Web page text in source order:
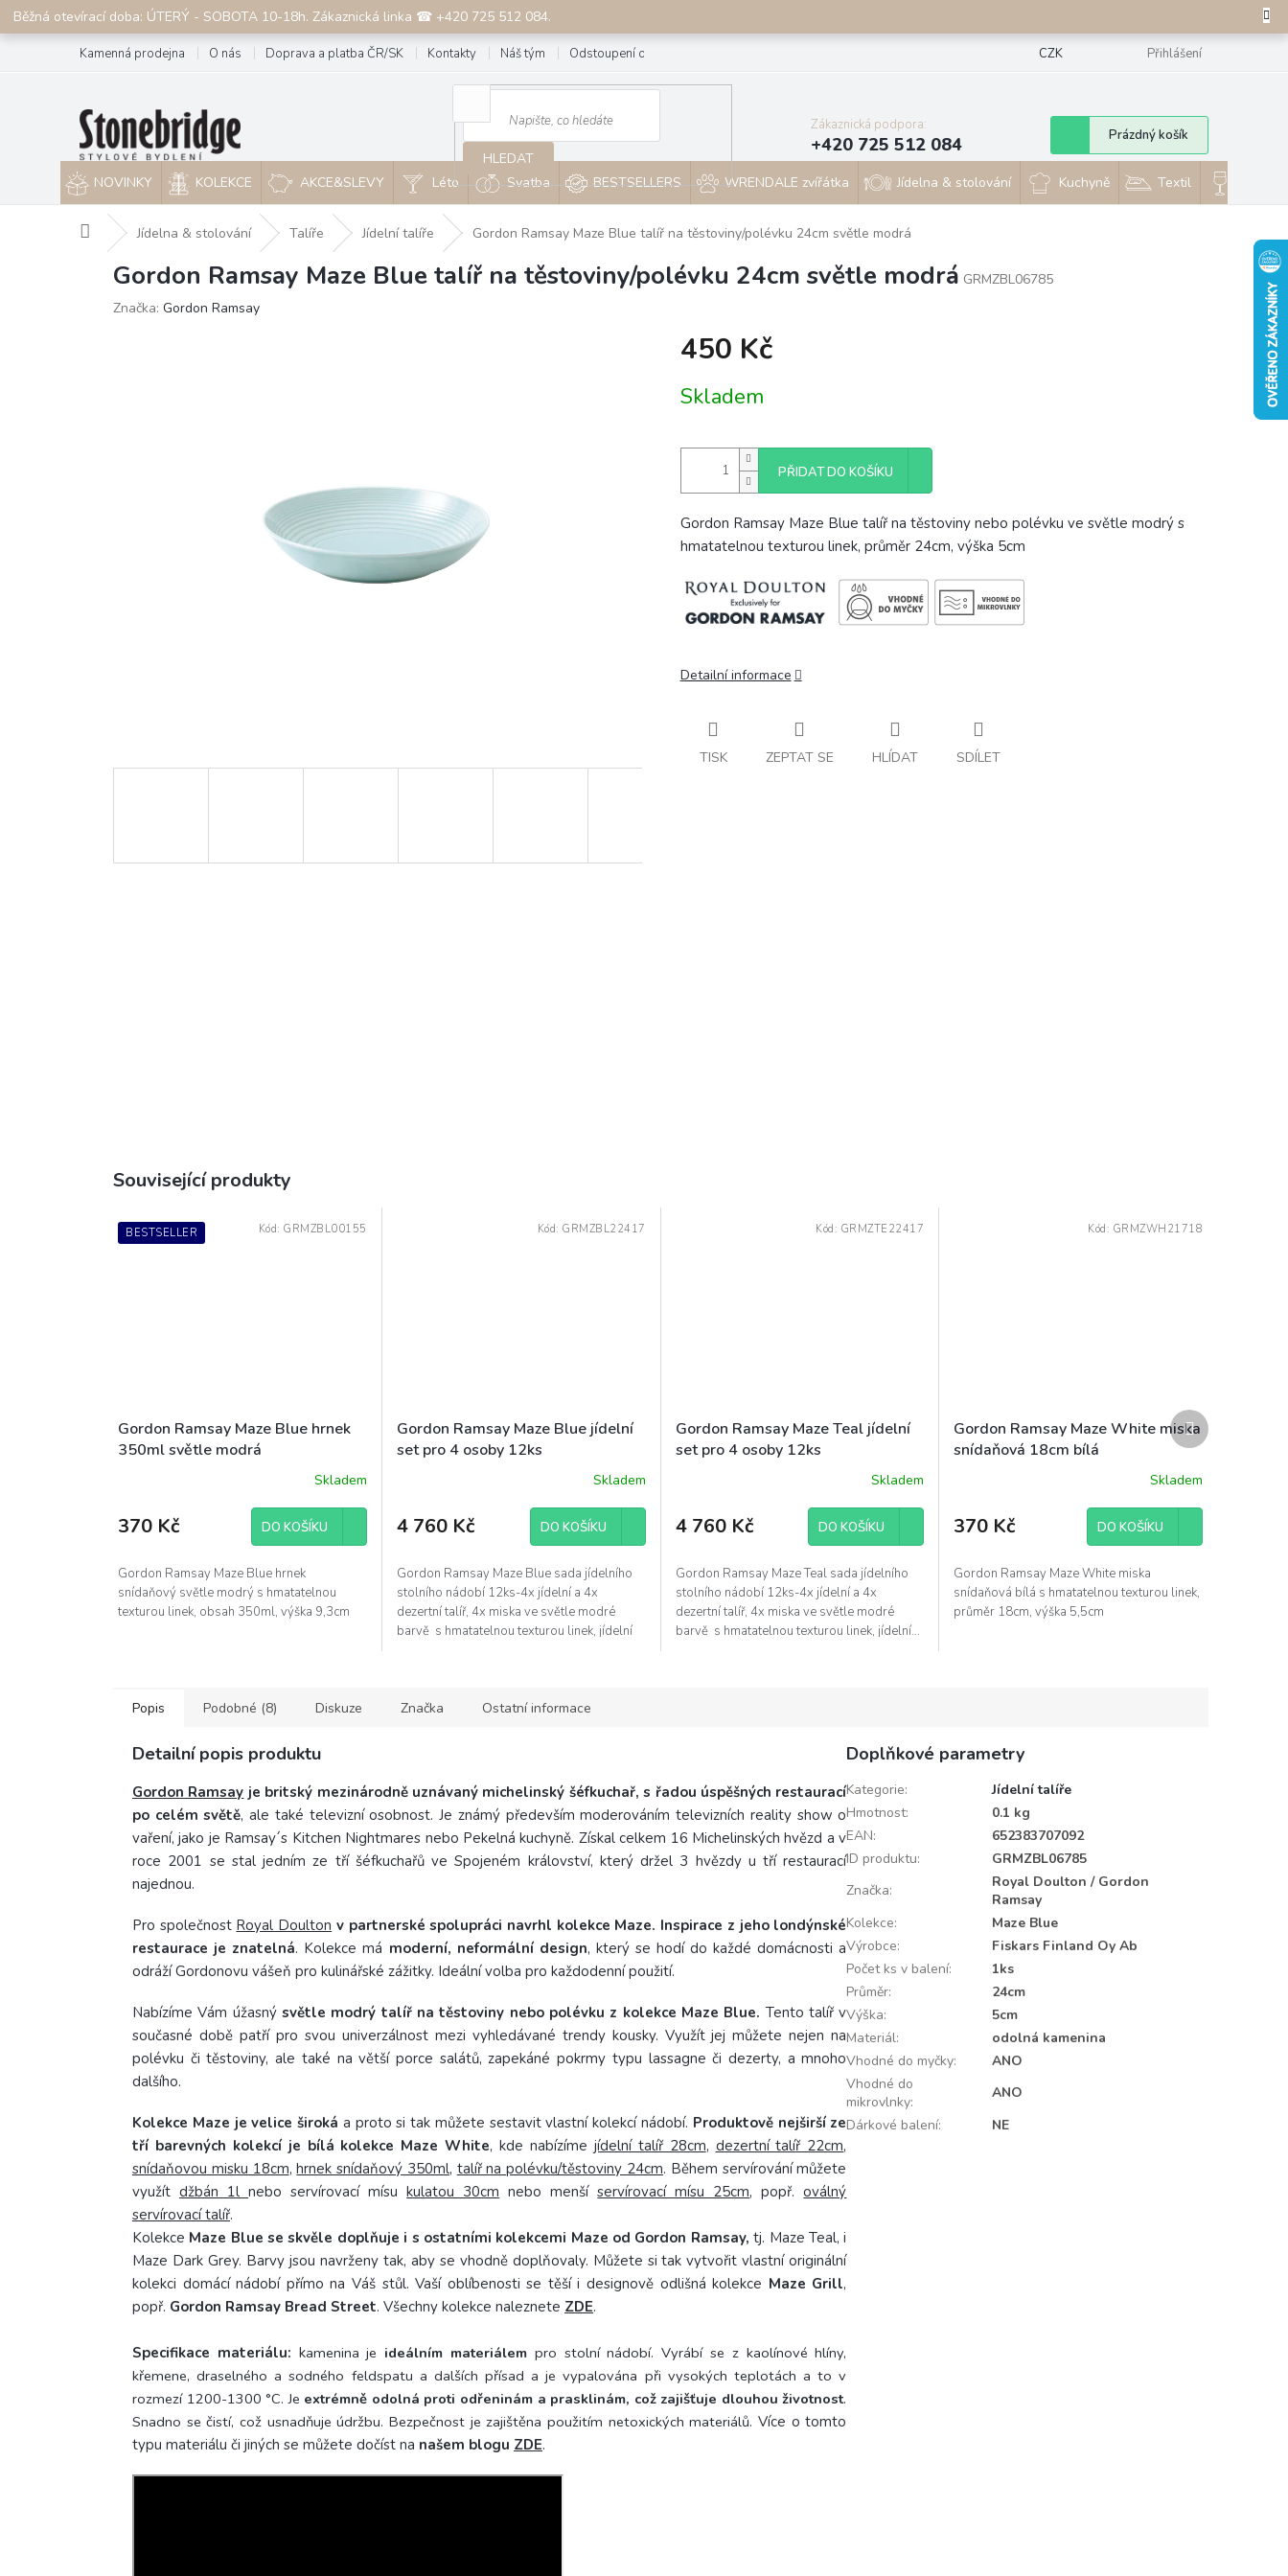
PřejítBěžná otevírací doba: ÚTERÝ - SOBOTA 10-18h. Zákaznická linka ☎ +420 725 512 084.
Kamenná prodejna O nás Doprava a platba ČR/SK Kontakty Náš tým Odstoupení od smlouvy CZK Přihlášení
HLEDAT
Zákaznická podpora:
+420 725 512 084
Nákupní
košík
Prázdný košík
NOVINKY KOLEKCE AKCE&SLEVY Léto Svatba BESTSELLERS WRENDALE zvířátka Jídelna & stolování Kuchyně Textil
Domů Jídelna & stolování Talíře Jídelní talíře Gordon Ramsay Maze Blue talíř na těstoviny/polévku 24cm světle modrá
Gordon Ramsay Maze Blue talíř na těstoviny/polévku 24cm světle modrá GRMZBL06785
Značka: Gordon Ramsay
450 Kč
cena:
Skladem
PŘIDAT DO KOŠÍKU
Gordon Ramsay Maze Blue talíř na těstoviny nebo polévku ve světle modrý s
hmatatelnou texturou linek, průměr 24cm, výška 5cm
Detailní informace
TISK ZEPTAT SE HLÍDAT SDÍLET
Související produkty
BESTSELLER
Gordon Ramsay Maze Blue hrnek
350ml světle modrá
Skladem
370 Kč DO KOŠÍKU
Gordon Ramsay Maze Blue hrnek
snídaňový světle modrý s hmatatelnou
texturou linek, obsah 350ml, výška 9,3cm
Kód: GRMZBL00155
Gordon Ramsay Maze Blue jídelní
set pro 4 osoby 12ks
Skladem
4 760 Kč DO KOŠÍKU
Gordon Ramsay Maze Blue sada jídelního
stolního nádobí 12ks-4x jídelní a 4x
dezertní talíř, 4x miska ve světle modré
barvě s hmatatelnou texturou linek, jídelní
Kód: GRMZBL22417
Gordon Ramsay Maze Teal jídelní
set pro 4 osoby 12ks
Skladem
4 760 Kč DO KOŠÍKU
Gordon Ramsay Maze Teal sada jídelního
stolního nádobí 12ks-4x jídelní a 4x
dezertní talíř, 4x miska ve světle modré
barvě s hmatatelnou texturou linek, jídelní...
Kód: GRMZTE22417
Gordon Ramsay Maze White miska
snídaňová 18cm bílá
Skladem
370 Kč DO KOŠÍKU
Gordon Ramsay Maze White miska
snídaňová bílá s hmatatelnou texturou linek,
průměr 18cm, výška 5,5cm
Kód: GRMZWH21718
Další
produkt
Popis Podobné (8) Diskuze Značka Ostatní informace
Detailní popis produktu
Gordon Ramsay je britský mezinárodně uznávaný michelinský šéfkuchař, s řadou úspěšných restaurací
po celém světě, ale také televizní osobnost. Je známý především moderováním televizních reality show o
vaření, jako je Ramsay´s Kitchen Nightmares nebo Pekelná kuchyně. Získal celkem 16 Michelinských hvězd a v
roce 2001 se stal jedním ze tří šéfkuchařů ve Spojeném království, který držel 3 hvězdy u tří restaurací
najednou.
Pro společnost Royal Doulton v partnerské spolupráci navrhl kolekce Maze. Inspirace z jeho londýnské
restaurace je znatelná. Kolekce má moderní, neformální design, který se hodí do každé domácnosti a
odráží Gordonovu vášeň pro kulinářské zážitky. Ideální volba pro každodenní použití.
Nabízíme Vám úžasnýsvětle modrý talíř na těstoviny nebo polévku z kolekce Maze Blue. Tento talíř v
současné době patří pro svou univerzálnost mezi vyhledávané trendy kousky. Využít jej můžete nejen na
polévku či těstoviny, ale také na větší porce salátů, zapekáné pokrmy typu lassagne či dezerty, a mnoho
dalšího.
Kolekce Maze je velice široká a proto si tak můžete sestavit vlastní kolekcí nádobí. Produktově nejširší ze
tří barevných kolekcí je bílá kolekce Maze White, kde nabízíme jídelní talíř 28cm, dezertní talíř 22cm,
snídaňovou misku 18cm,hrnek snídaňový 350ml, talíř na polévku/těstoviny 24cm. Během servírování můžete
využítdžbán 1lnebo servírovací mísukulatou 30cm nebo menšíservírovací mísu 25cm, popř.oválný
servírovací talíř.
Kolekce Maze Blue se skvěle doplňuje i s ostatními kolekcemi Maze od Gordon Ramsay, tj. Maze Teal, i
Maze Dark Grey. Barvy jsou navrženy tak, aby se vhodně doplňovaly. Můžete si tak vytvořit vlastní originální
kolekci domácí nádobí přímo na Váš stůl. Vaší oblíbenosti se těší i designově odlišná kolekce Maze Grill,
popř. Gordon Ramsay Bread Street. Všechny kolekce naleznete ZDE.
Specifikace materiálu: kamenina je ideálním materiálem pro stolní nádobí. Vyrábí se z kaolínové hlíny,
křemene, draselného a sodného feldspatu a dalších přísad a je vypalována při vysokých teplotách a to v
rozmezí 1200-1300 °C.Je extrémně odolná proti odřeninám a prasklinám, což zajišťuje dlouhou životnost.
Snadno se čistí, což usnadňuje údržbu. Bezpečnost je zajištěna použitím netoxických materiálů.Více o tomto
typu materiálu či jiných se můžete dočíst na našem blogu ZDE.
Doplňkové parametry
Kategorie:
Jídelní talíře
Hmotnost:
0.1 kg
EAN:
652383707092
ID produktu:
GRMZBL06785
Značka:
Royal Doulton / Gordon
Ramsay
Kolekce:
Maze Blue
Výrobce:
Fiskars Finland Oy Ab
Počet ks v balení:
1ks
Průměr:
24cm
Výška:
5cm
Materiál:
odolná kamenina
Vhodné do myčky:
ANO
Vhodné do
mikrovlnky:
ANO
Dárkové balení: NE